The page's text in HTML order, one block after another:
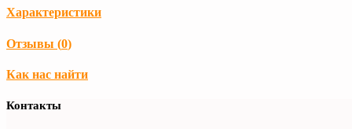
Характеристики
Отзывы (0)
Как нас найти
Контакты